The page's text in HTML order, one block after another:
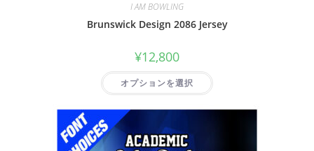
I AM BOWLING
Brunswick Design 2086 Jersey
¥12,800
オプションを選択